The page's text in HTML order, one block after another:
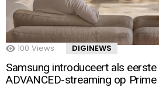
100 Views DIGINEWS
Samsung introduceert als
ADVANCED-streaming op Prime